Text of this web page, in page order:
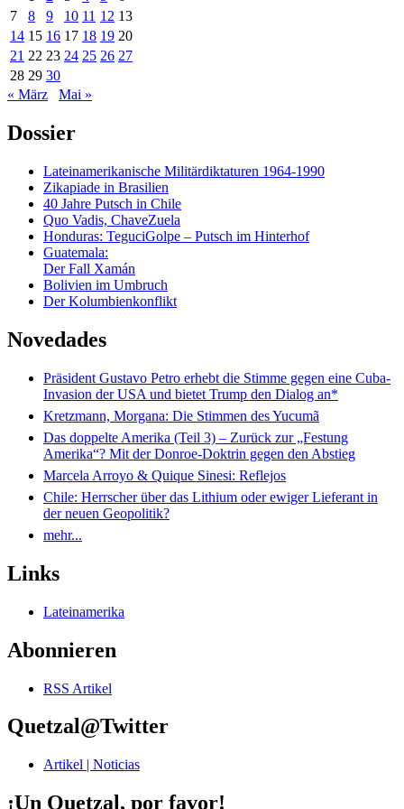
7
8 9 10 11 12 13
14 15 16 17 18 19 20
21 22 23 24 25 26 27
28 29 30
« März
Mai »
Dossier
Lateinamerikanische Militärdiktaturen 1964-1990
Zikapiade in Brasilien
40 Jahre Putsch in Chile
Quo Vadis, ChaveZuela
Honduras: TeguciGolpe – Putsch im Hinterhof
Guatemala:
Der Fall Xamán
Bolivien im Umbruch
Der Kolumbienkonflikt
Novedades
Präsident Gustavo Petro erhebt die Stimme gegen eine Cuba-
Invasion der USA und bietet Trump den Dialog an*
Kretzmann, Morgana: Die Stimmen des Yucumã
Das doppelte Amerika (Teil 3) – Zurück zur „Festung
Amerika“? Mit der Donroe-Doktrin gegen den Abstieg
Marcela Arroyo & Quique Sinesi: Reflejos
Chile: Herrscher über das Lithium oder ewiger Lieferant in
der neuen Geopolitik?
mehr...
Links
Lateinamerika
Abonnieren
RSS Artikel
Quetzal@Twitter
Artikel | Noticias
¡Un Quetzal, por favor!